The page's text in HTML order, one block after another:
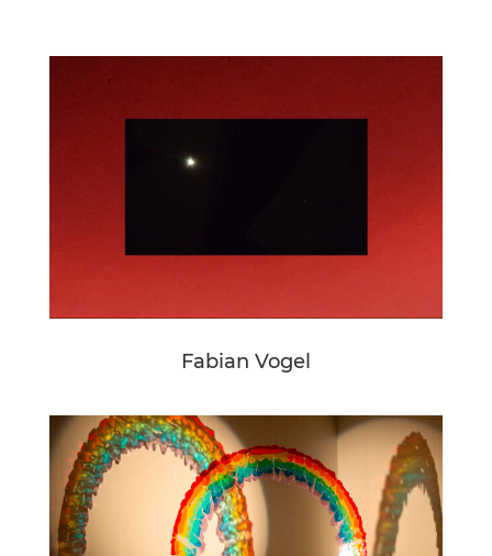
Fabian Vogel